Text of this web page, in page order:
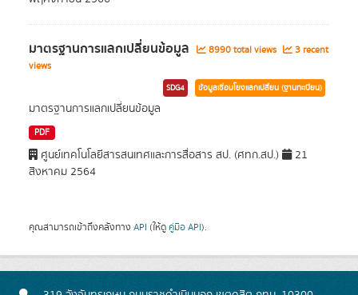
มาตรฐานการแลกเปลี่ยนข้อมูล 8990 total views
3 recent
views
SDG4 ข้อมูลเชื่อมโยงแลกเปลี่ยน (ฐานทะเบียน)
มาตรฐานการแลกเปลี่ยนข้อมูล
PDF
ศูนย์เทคโนโลยีสารสนเทศและการสื่อสาร สป. (ศทก.สป.)
21
สิงหาคม 2564
คุณสามารถเข้าถึงคลังทาง API (ให้ดู คู่มือ API).